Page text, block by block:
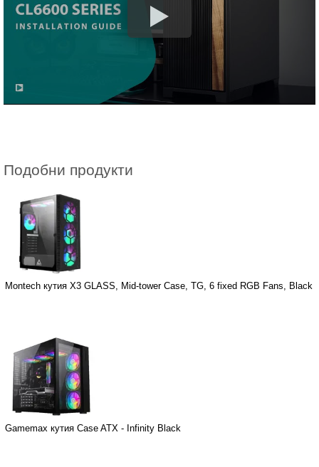
Подобни продукти
Montech кутия X3 GLASS, Mid-tower Case, TG, 6 fixed RGB Fans, Black
Gamemax кутия Case ATX - Infinity Black